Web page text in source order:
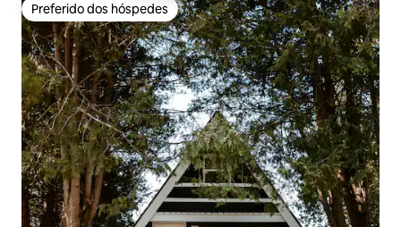
Preferido dos hóspedes
Preferido dos hóspedes